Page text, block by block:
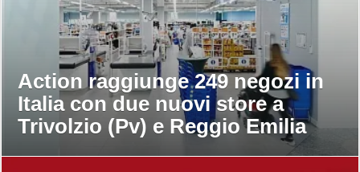
Action raggiunge 249 negozi in
Italia con due nuovi store a
Trivolzio (Pv) e Reggio Emilia